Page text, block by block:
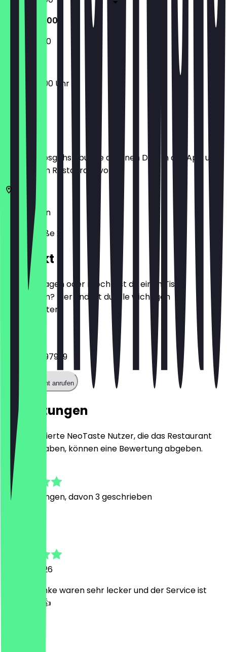
15:00 - 03:00
15:00 - 01:00
15:00 - 03:00 Uhr
Bevor du losgehst, buche dir einen Deal in der App und
zeige ihn im Restaurant vor.
Berlin
Crellestraße 2
Kontakt
Hast du Fragen oder möchtest du einen Tisch
reservieren? Hier findest du alle wichtigen
Kontaktdaten.
+493076897999
Restaurant anrufen
Bewertungen
Nur registrierte NeoTaste Nutzer, die das Restaurant
besucht haben, können eine Bewertung abgeben.
5.0
Bewertungen, davon 3 geschrieben
24. Mai 2026
Die Getränke waren sehr lecker und der Service ist
excellent 👍